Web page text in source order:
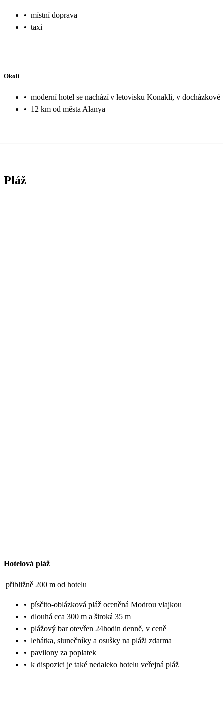
• místní doprava
• taxi
Okolí
• moderní hotel se nachází v letovisku Konakli, v docházkové
• 12 km od města Alanya
Pláž
Hotelová pláž
přibližně 200 m od hotelu
• písčito-oblázková pláž oceněná Modrou vlajkou
• dlouhá cca 300 m a široká 35 m
• plážový bar otevřen 24hodin denně, v ceně
• lehátka, slunečníky a osušky na pláži zdarma
• pavilony za poplatek
• k dispozici je také nedaleko hotelu veřejná pláž